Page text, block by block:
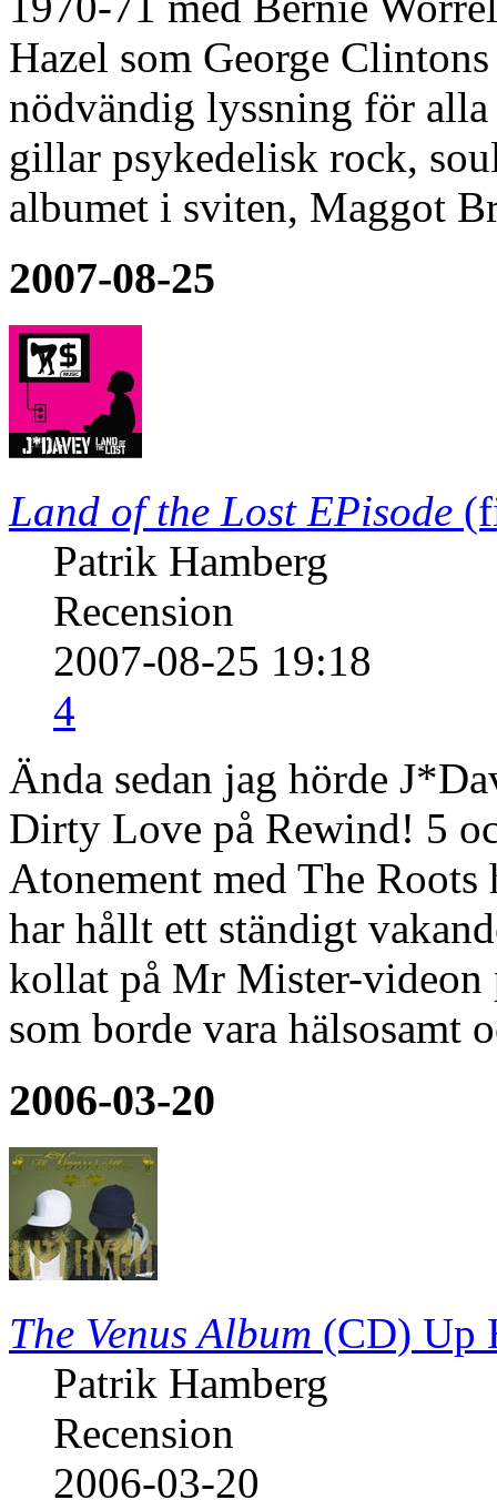
Hazel som George
nödvändig lyssning för alla
gillar psykedelisk rock,
albumet i sviten, Maggot
2007-08-25
Land of the Lost EPisode
Patrik Hamberg
Recension
2007-08-25 19:18
4
Ända sedan jag hörde
Dirty Love på Rewind! 5
Atonement med The
har hållt ett ständigt
kollat på Mr Mister-videon
som borde vara
2006-03-20
The Venus Album (CD) Up
Patrik Hamberg
Recension
2006-03-20